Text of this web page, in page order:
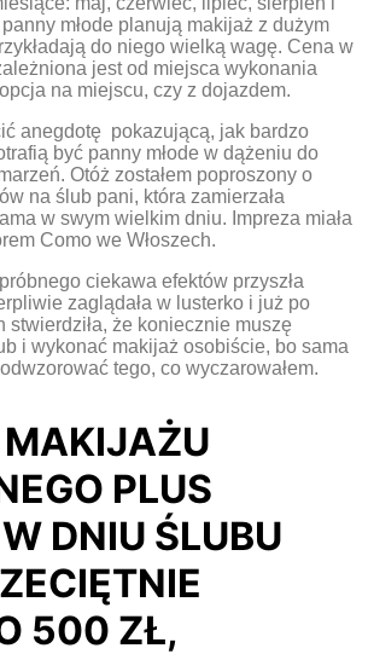
młode planują makijaż z dużym
do niego wielką wagę. Cena w
jest od miejsca wykonania
na miejscu, czy z dojazdem.
anegdotę pokazującą, jak bardzo
być panny młode w dążeniu do
Otóż zostałem poproszony o
na ślub pani, która zamierzała
w swym wielkim dniu. Impreza miała
Como we Włoszech.
ciekawa efektów przyszła
zaglądała w lusterko i już po
stwierdziła, że koniecznie muszę
i wykonać makijaż osobiście, bo sama
tego, co wyczarowałem.
PLUS
DNIU ŚLUBU
500 ZŁ,